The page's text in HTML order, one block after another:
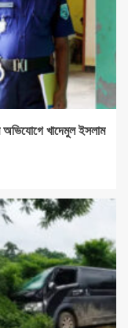
অভিযোগে খাদেমুল ইসলাম